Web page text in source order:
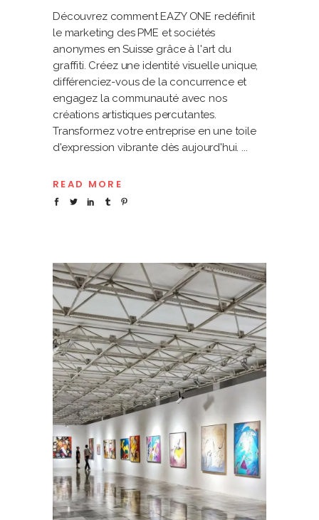
Découvrez comment EAZY ONE redéfinit
le marketing des PME et sociétés
anonymes en Suisse grâce à l'art du
graffiti. Créez une identité visuelle unique,
différenciez-vous de la concurrence et
engagez la communauté avec nos
créations artistiques percutantes.
Transformez votre entreprise en une toile
d'expression vibrante dès aujourd'hui.
READ MORE